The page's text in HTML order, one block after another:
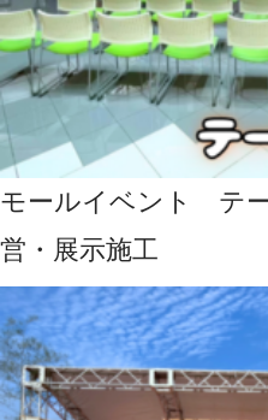
モールイベント テ
営・展示施工